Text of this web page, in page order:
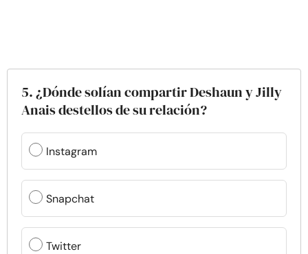
5. ¿Dónde solían compartir Deshaun y Jilly
Anais destellos de su relación?
Instagram
Snapchat
Twitter